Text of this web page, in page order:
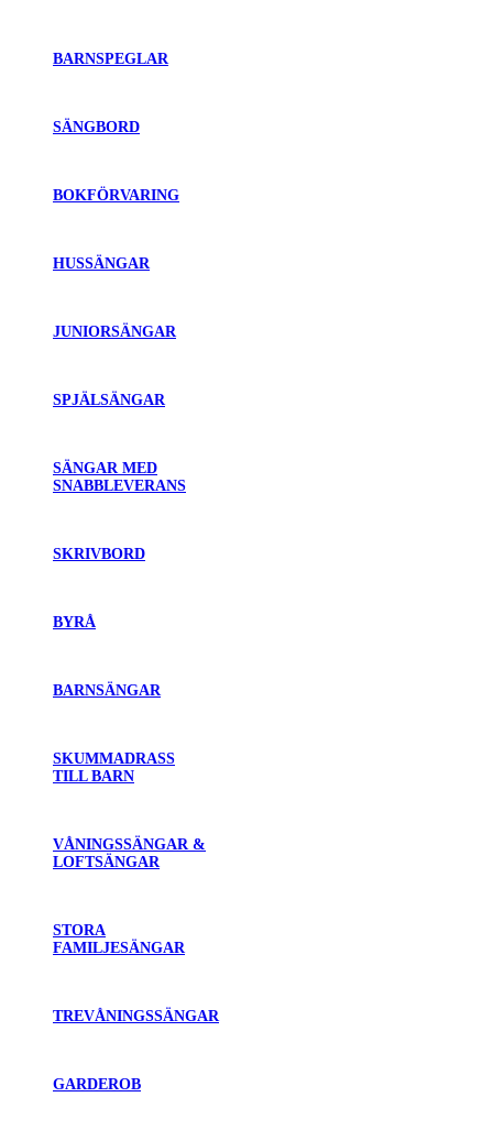
BARNSPEGLAR
SÄNGBORD
BOKFÖRVARING
HUSSÄNGAR
JUNIORSÄNGAR
SPJÄLSÄNGAR
SÄNGAR MED
SNABBLEVERANS
SKRIVBORD
BYRÅ
BARNSÄNGAR
SKUMMADRASS
TILL BARN
VÅNINGSSÄNGAR &
LOFTSÄNGAR
STORA
FAMILJESÄNGAR
TREVÅNINGSSÄNGAR
GARDEROB